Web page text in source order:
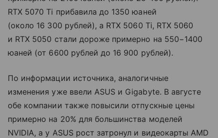
RTX 5070 Ti прибавила до 1350 юаней
(около 16 300 рублей), а RTX 5060 Ti, RTX 5060
и RTX 5050 стали дороже примерно на 550−1400
юаней (от 6600 рублей до 16 900 рублей).
По информации источника, аналогичные
изменения уже ввели ASUS и Gigabyte. В августе
обе компании также повысили отпускные цены
примерно на 20% для большинства моделей
NVIDIA, а у ASUS рост затронул и видеокарты AMD